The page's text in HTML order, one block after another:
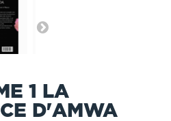
1 LA
D'AMWA